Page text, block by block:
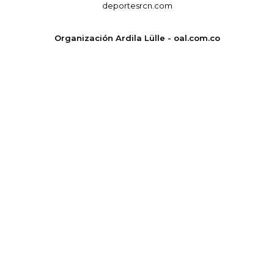
deportesrcn.com
Organización Ardila Lülle - oal.com.co